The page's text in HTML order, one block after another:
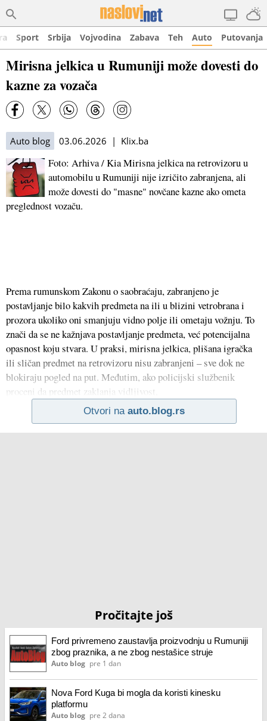
Sport Srbija Vojvodina Zabava Teh Auto Putovanja
Mirisna jelkica u Rumuniji može dovesti do
kazne za vozača
Auto blog 03.06.2026 | Klix.ba
Foto: Arhiva / Kia Mirisna jelkica na retrovizoru u
automobilu u Rumuniji nije izričito zabranjena, ali
može dovesti do "masne" novčane kazne ako ometa
preglednost vozaču.
Prema rumunskom Zakonu o saobraćaju, zabranjeno je
postavljanje bilo kakvih predmeta na ili u blizini vetrobrana i
prozora ukoliko oni smanjuju vidno polje ili ometaju vožnju. To
znači da se ne kažnjava postavljanje predmeta, već potencijalna
opasnost koju stvara. U praksi, mirisna jelkica, plišana igračka
ili sličan predmet na retrovizoru nisu zabranjeni – sve dok ne
blokiraju pogled na put. Međutim, ako policijski službenik
proceni da predmet zaklanja vidljivost,
Otvori na auto.blog.rs
Pročitajte još
Ford privremeno zaustavlja proizvodnju u Rumuniji
zbog praznika, a ne zbog nestašice struje
Auto blog pre 1 dan
Nova Ford Kuga bi mogla da koristi kinesku
platformu
Auto blog pre 2 dana